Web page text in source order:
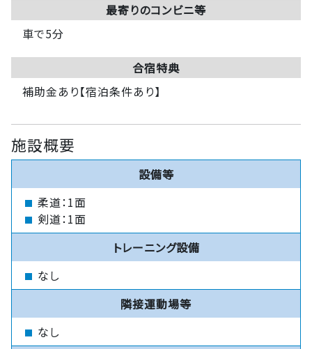
最寄りのコンビニ等
車で5分
合宿特典
補助金あり【宿泊条件あり】
施設概要
設備等
柔道：1面
剣道：1面
トレーニング設備
なし
隣接運動場等
なし